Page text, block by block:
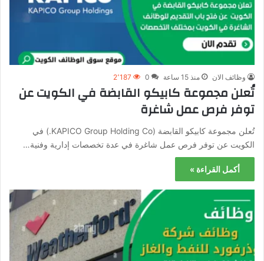
وظائف الان منذ 15 ساعة 0 2٬187
تُعلن مجموعة كابيكو القابضة في الكويت عن
توفر فرص عمل شاغرة
تُعلن مجموعة كابيكو القابضة (KAPICO Group Holding Co.) في
الكويت عن توفر فرص عمل شاغرة في عدة تخصصات إدارية وفنية…
أكمل القراءة »